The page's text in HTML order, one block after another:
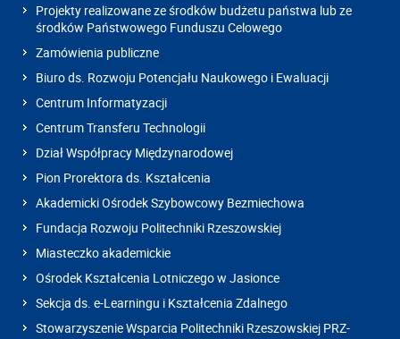
Projekty realizowane ze środków budżetu państwa lub ze
środków Państwowego Funduszu Celowego
Zamówienia publiczne
Biuro ds. Rozwoju Potencjału Naukowego i Ewaluacji
Centrum Informatyzacji
Centrum Transferu Technologii
Dział Współpracy Międzynarodowej
Pion Prorektora ds. Kształcenia
Akademicki Ośrodek Szybowcowy Bezmiechowa
Fundacja Rozwoju Politechniki Rzeszowskiej
Miasteczko akademickie
Ośrodek Kształcenia Lotniczego w Jasionce
Sekcja ds. e-Learningu i Kształcenia Zdalnego
Stowarzyszenie Wsparcia Politechniki Rzeszowskiej PRZ-